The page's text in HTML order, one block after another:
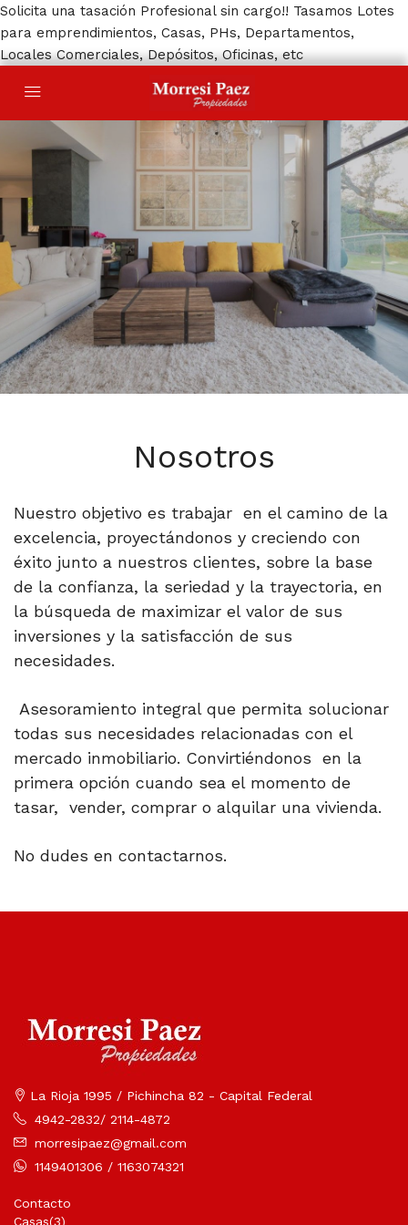
Solicita una tasación Profesional sin cargo!! Tasamos Lotes
para emprendimientos, Casas, PHs, Departamentos,
Locales Comerciales, Depósitos, Oficinas, etc
Nosotros
Nuestro objetivo es trabajar en el camino de la
excelencia, proyectándonos y creciendo con
éxito junto a nuestros clientes, sobre la base
de la confianza, la seriedad y la trayectoria, en
la búsqueda de maximizar el valor de sus
inversiones y la satisfacción de sus
necesidades.
Asesoramiento integral que permita solucionar
todas sus necesidades relacionadas con el
mercado inmobiliario. Convirtiéndonos en la
primera opción cuando sea el momento de
tasar, vender, comprar o alquilar una vivienda.
No dudes en contactarnos.
La Rioja 1995 / Pichincha 82 - Capital Federal
4942-2832/ 2114-4872
morresipaez@gmail.com
1149401306 / 1163074321
Contacto
Casas(3)